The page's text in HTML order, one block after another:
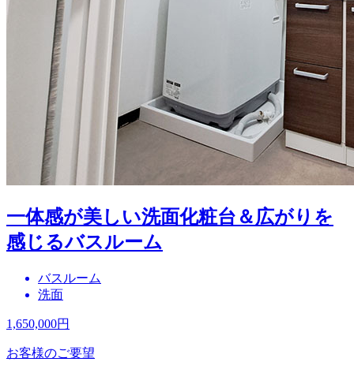
一体感が美しい洗面化粧台＆広がりを
感じるバスルーム
バスルーム
洗面
1,650,000円
お客様のご要望